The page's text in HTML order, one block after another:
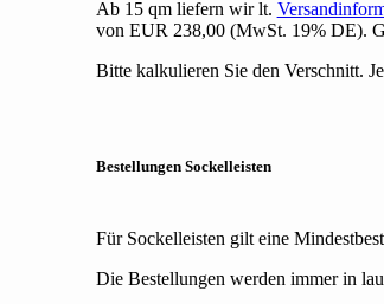
Ab 15 qm liefern wir lt.
von EUR 238,00 (MwSt. 19% DE).
Bitte kalkulieren Sie den Verschnitt.
Bestellungen Sockelleisten
Für Sockelleisten gilt eine
Die Bestellungen werden immer in